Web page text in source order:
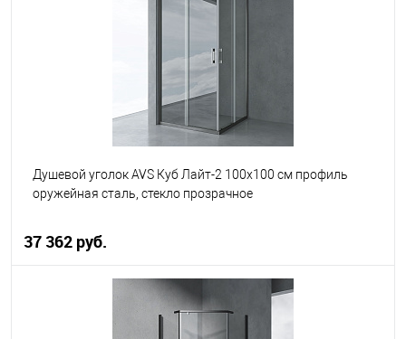
Душевой уголок AVS Куб Лайт-2 100x100 см профиль
оружейная сталь, стекло прозрачное
37 362 руб.
В корзину